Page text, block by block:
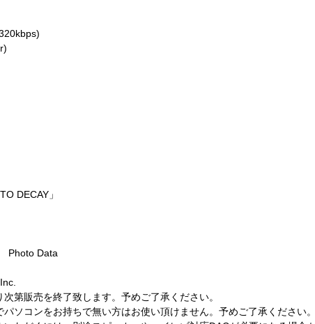
DECAY」
Photo Data
第販売を終了致します。予めご了承ください。
ソコンをお持ちで無い方はお使い頂けません。予めご了承ください